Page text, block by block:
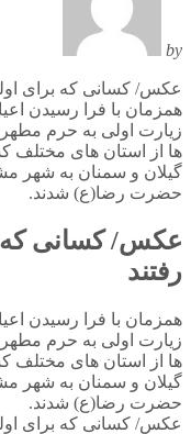
by
عکس/ کسانی که برای
زیارت اولی به حرم
‌ها از استان های مختلف
گیلان و سمنان به شهر
حضرت رضا(ع) شدند.
عکس/ کسانی که
رفتند
زیارت اولی به حرم
‌ها از استان های مختلف
گیلان و سمنان به شهر
حضرت رضا(ع) شدند.
عکس/ کسانی که برای